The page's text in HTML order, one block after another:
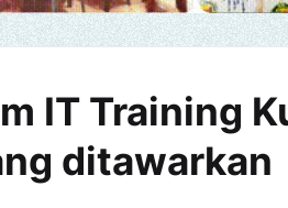
IT Training
ditawarkan